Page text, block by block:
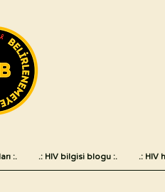
:. .: HIV bilgisi blogu :. .: HIV